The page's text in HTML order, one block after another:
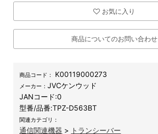
お気に入り
商品についてのお問い合わせ
商品コード： K00119000273
メーカー：JVCケンウッド
JANコード:0
型番/品番:TPZ-D563BT
関連カテゴリ：
通信関連機器 > トランシーバー